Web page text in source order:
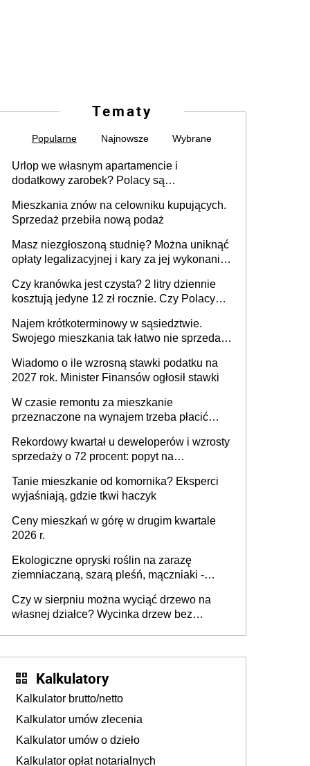
Tematy
Popularne Najnowsze Wybrane
Urlop we własnym apartamencie i
dodatkowy zarobek? Polacy są
Mieszkania znów na celowniku kupujących.
Sprzedaż przebiła nową podaż
Masz niezgłoszoną studnię? Można uniknąć
opłaty legalizacyjnej i kary za jej wykonanie,
Czy kranówka jest czysta? 2 litry dziennie
kosztują jedyne 12 zł rocznie. Czy Polacy
Najem krótkoterminowy w sąsiedztwie.
Swojego mieszkania tak łatwo nie sprzedaż
Wiadomo o ile wzrosną stawki podatku na
2027 rok. Minister Finansów ogłosił stawki
W czasie remontu za mieszkanie
przeznaczone na wynajem trzeba płacić
realizuje w nim potrzeb mieszkaniowych
Rekordowy kwartał u deweloperów i wzrosty
sprzedaży o 72 procent: popyt na
Tanie mieszkanie od komornika? Eksperci
wyjaśniają, gdzie tkwi haczyk
Ceny mieszkań w górę w drugim kwartale
2026 r.
Ekologiczne opryski roślin na zarazę
ziemniaczaną, szarą pleśń, mączniaki -
zwalczać choroby grzybowe roślin?
Czy w sierpniu można wyciąć drzewo na
własnej działce? Wycinka drzew bez
Kalkulatory
Kalkulator brutto/netto
Kalkulator umów zlecenia
Kalkulator umów o dzieło
Kalkulator opłat notarialnych